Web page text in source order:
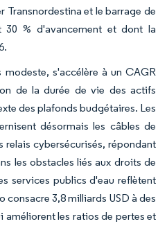
Transnordestina et le barrage de
30 % d'avancement et dont la
s'accélère à un CAGR
de la durée de vie des actifs
des plafonds budgétaires. Les
désormais les câbles de
cybersécurisés, répondant
les obstacles liés aux droits de
services publics d'eau reflètent
consacre 3,8 milliards USD à des
améliorent les ratios de pertes et